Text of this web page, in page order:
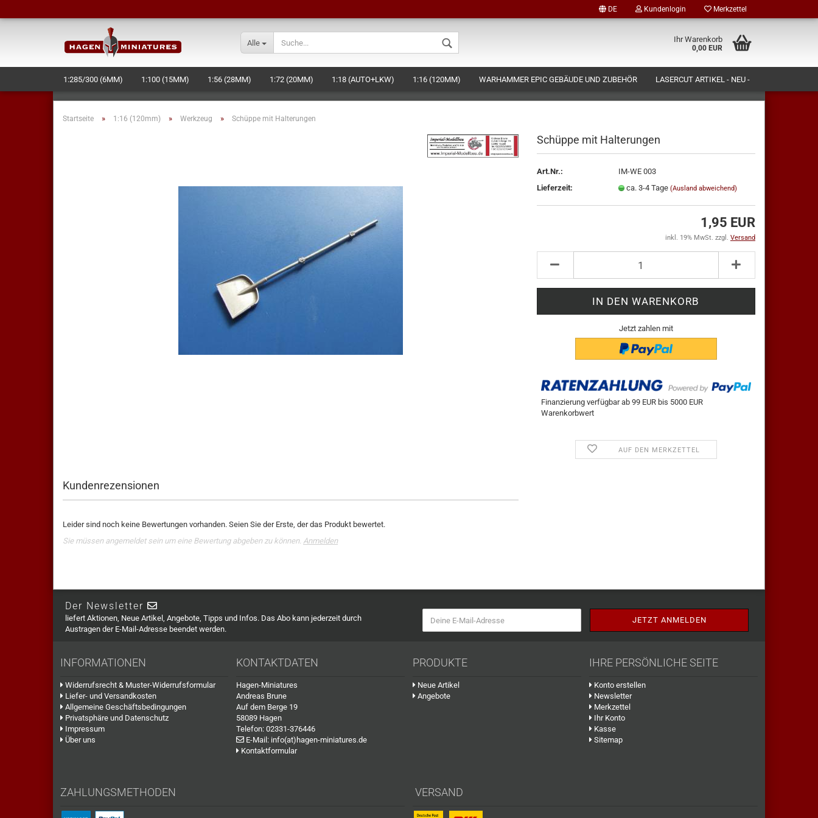
DE
Währung auswählen
Kundenlogin
Konto erstellen
Merkzettel
Alle Ihr Warenkorb
0,00 EUR
1:285/300 (6MM) 1:100 (15MM) 1:56 (28MM) 1:72 (20MM) 1:18 (AUTO+LKW) 1:16 (120MM) WARHAMMER EPIC GEBÄUDE UND ZUBEHÖR LASERCUT ARTIKEL - NEU -
SCHIFFE/RAUMSCHIFFE BASES WERKZEUG + ZUBEHÖR DAS HAGEN-MINIATURES KONZEPT (EIGENE FIGUREN HERSTELLEN LASSEN) FORMENBAU UND PRODUKTION
Startseite » 1:16 (120mm) » Werkzeug » Schüppe mit Halterungen
Schüppe mit Halterungen
Art.Nr.:
IM-WE 003
Lieferzeit:
ca. 3-4 Tage(Ausland abweichend)
1,95 EUR
inkl. 19% MwSt. zzgl. Versand
Jetzt zahlen mit
Finanzierung verfügbar ab 99 EUR bis 5000 EUR
Warenkorbwert
AUF DEN MERKZETTEL
Kundenrezensionen
Leider sind noch keine Bewertungen vorhanden. Seien Sie der Erste, der das Produkt bewertet.
Sie müssen angemeldet sein um eine Bewertung abgeben zu können. Anmelden
Der Newsletter
liefert Aktionen, Neue Artikel, Angebote, Tipps und Infos. Das Abo kann jederzeit durch
Austragen der E-Mail-Adresse beendet werden.
INFORMATIONEN
Widerrufsrecht & Muster-Widerrufsformular
Liefer- und Versandkosten
Allgemeine Geschäftsbedingungen
Privatsphäre und Datenschutz
Impressum
Über uns
KONTAKTDATEN
Hagen-Miniatures
Andreas Brune
Auf dem Berge 19
58089 Hagen
Telefon:02331-376446
E-Mail: info(at)hagen-miniatures.de
Kontaktformular
PRODUKTE
Neue Artikel
Angebote
IHRE PERSÖNLICHE SEITE
Konto erstellen
Newsletter
Merkzettel
Ihr Konto
Kasse
Sitemap
ZAHLUNGSMETHODEN VERSAND